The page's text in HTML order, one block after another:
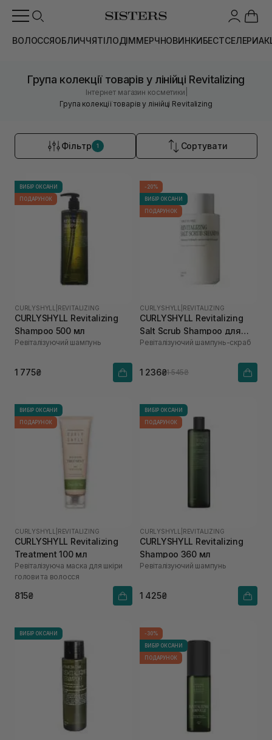
ВОЛОССЯОБЛИЧЧЯТІЛОДІММЕРЧНОВИНКИБЕСТСЕЛЕРИ
Група колекції товарів у лінійці Revitalizing
Інтернет магазин косметики
Група колекції товарів у лінійці Revitalizing
Фільтр 1 Сортувати
ВИБІР ОКСАНИ
ПОДАРУНОК
CURLYSHYLL REVITALIZING
CURLYSHYLL Revitalizing
Shampoo 500 мл
Ревіталізуючий шампунь
1 775₴
-20%
ВИБІР ОКСАНИ
ПОДАРУНОК
CURLYSHYLL REVITALIZING
CURLYSHYLL Revitalizing
Salt Scrub Shampoo для
ослабленої шкіри голови
Ревіталізуючий шампунь-скраб
1 236₴1 545₴
ВИБІР ОКСАНИ
ПОДАРУНОК
CURLYSHYLL REVITALIZING
CURLYSHYLL Revitalizing
Treatment 100 мл
Ревіталізуюча маска для шкіри
голови та волосся
815₴
ВИБІР ОКСАНИ
ПОДАРУНОК
CURLYSHYLL REVITALIZING
CURLYSHYLL Revitalizing
Shampoo 360 мл
Ревіталізуючий шампунь
1 425₴
ВИБІР ОКСАНИ
-30%
ВИБІР ОКСАНИ
ПОДАРУНОК